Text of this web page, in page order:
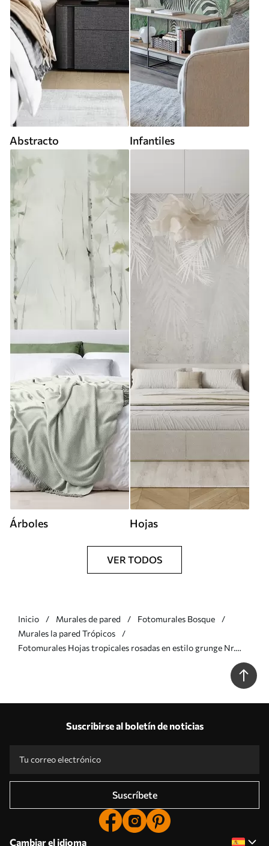
Abstracto Infantiles
Árboles Hojas
VER TODOS
Inicio Murales de pared
Fotomurales Bosque
Murales la pared Trópicos
Fotomurales Hojas tropicales rosadas en estilo grunge Nr.
Suscribirse al boletín de noticias
Suscríbete
Cambiar el idioma